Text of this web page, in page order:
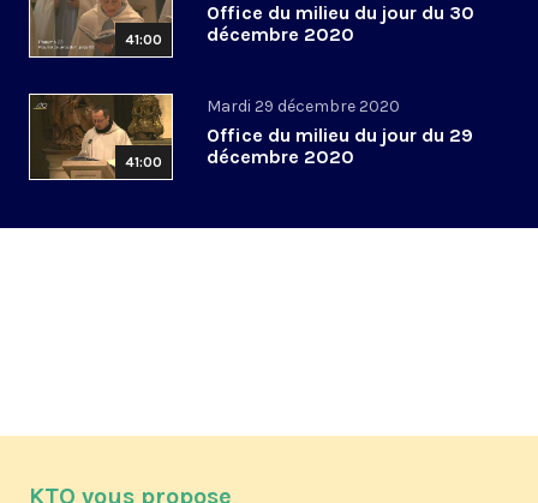
41:00
Office du milieu du jour du 30
décembre 2020
41:00
Mardi 29 décembre 2020
Office du milieu du jour du 29
décembre 2020
KTO vous propose